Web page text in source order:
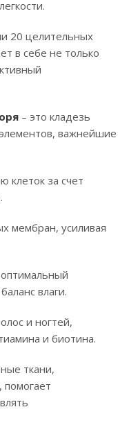
20 целительных
в себе не только
– это кладезь
важнейшие
клеток за счет
мембран, усиливая
влаги.
и ногтей,
и биотина.
ткани,